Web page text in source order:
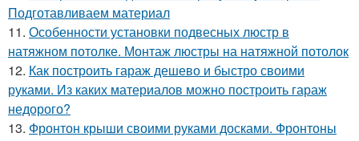
Подготавливаем материал
11. Особенности установки подвесных люстр в
натяжном потолке. Монтаж люстры на натяжной потолок
12. Как построить гараж дешево и быстро своими
руками. Из каких материалов можно построить гараж
недорого?
13. Фронтон крыши своими руками досками. Фронтоны